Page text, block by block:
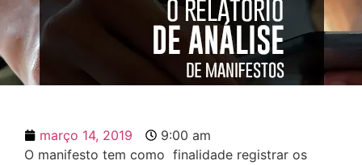
março 14, 2019
9:00 am
O manifesto tem como finalidade registrar os